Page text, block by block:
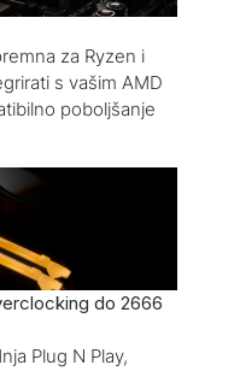
za Ryzen i
s vašim AMD
poboljšanje
do 2666
Plug N Play,